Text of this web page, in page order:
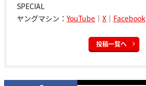
SPECIAL
ヤングマシン： YouTube ｜ X ｜ Facebook
投稿一覧へ